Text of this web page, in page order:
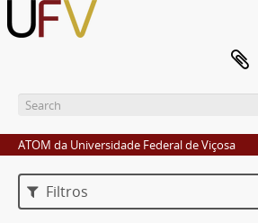
ATOM da Universidade Federal de Viçosa
Filtros